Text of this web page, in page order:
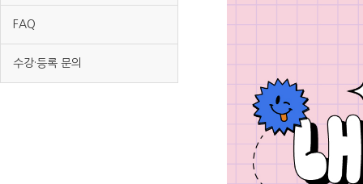
FAQ
수강·등록 문의